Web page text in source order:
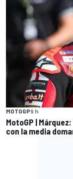
MOTOGP9 h
MotoGP |
con la media